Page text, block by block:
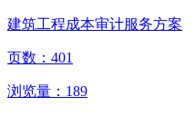
建筑工程成本审计服务方案
页数： 401
浏览量： 189